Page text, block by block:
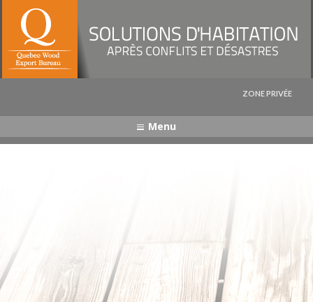
Captcha
ZONE PRIVÉE
Menu